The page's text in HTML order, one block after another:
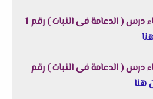
امتحان الكتروني أحياء درس ( الدعامة فى النبات ) رقم 1
درس ( الدعامة فى النبات ) رقم
هنا